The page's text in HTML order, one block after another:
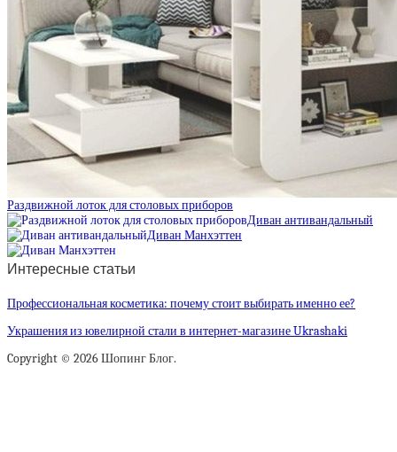
Раздвижной лоток для столовых приборов
Диван антивандальный
Диван Манхэттен
Интересные статьи
Профессиональная косметика: почему стоит выбирать именно ее?
Украшения из ювелирной стали в интернет-магазине Ukrashaki
Copyright © 2026 Шопинг Блог.